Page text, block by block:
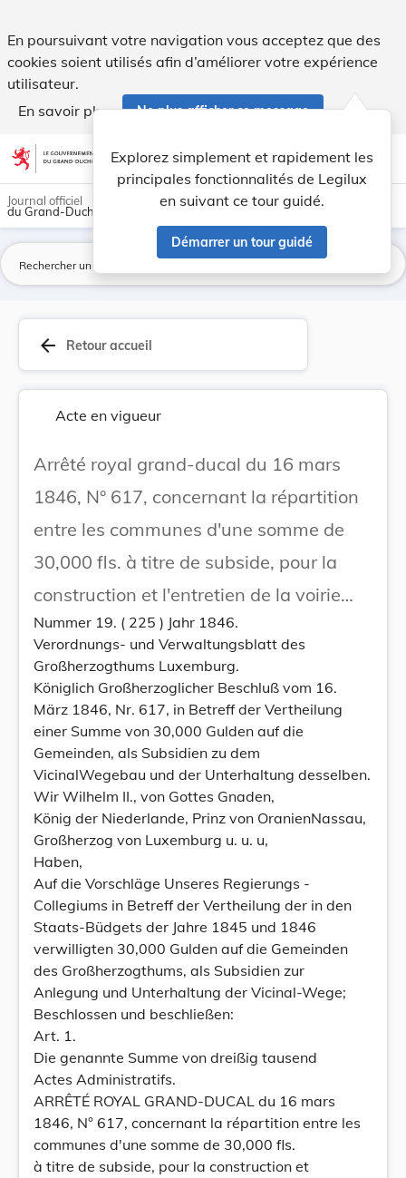
En poursuivant votre navigation vous acceptez que des
cookies soient utilisés afin d’améliorer votre expérience
utilisateur.
En savoir plus
Ne plus afficher ce message
Aller au contenu account_circle help Aide
Explorez simplement et rapidement les
principales fonctionnalités de Legilux
en suivant ce tour guidé.
Démarrer un tour guidé
light_mode dark_mode
Journal officiel
du Grand-Duché de Luxembourg
arrow_back Retour accueil
Acte en vigueur
Arrêté royal grand-ducal du 16 mars
1846, N° 617, concernant la répartition
entre les communes d'une somme de
30,000 fls. à titre de subside, pour la
construction et l'entretien de la voirie
vicinale.
Nummer 19. ( 225 ) Jahr 1846.
Verordnungs- und Verwaltungsblatt des
Großherzogthums Luxemburg.
Königlich Großherzoglicher Beschluß vom 16.
März 1846, Nr. 617, in Betreff der Vertheilung
einer Summe von 30,000 Gulden auf die
Gemeinden, als Subsidien zu dem
VicinalWegebau und der Unterhaltung desselben.
Wir Wilhelm II., von Gottes Gnaden,
König der Niederlande, Prinz von OranienNassau,
Großherzog von Luxemburg u. u. u,
Haben,
Auf die Vorschläge Unseres Regierungs -
Collegiums in Betreff der Vertheilung der in den
Staats-Büdgets der Jahre 1845 und 1846
verwilligten 30,000 Gulden auf die Gemeinden
des Großherzogthums, als Subsidien zur
Anlegung und Unterhaltung der Vicinal-Wege;
Beschlossen und beschließen:
Art. 1.
Die genannte Summe von dreißig tausend
Actes Administratifs.
ARRÊTÉ ROYAL GRAND-DUCAL du 16 mars
1846, N° 617, concernant la répartition entre les
communes d'une somme de 30,000 fls.
à titre de subside, pour la construction et